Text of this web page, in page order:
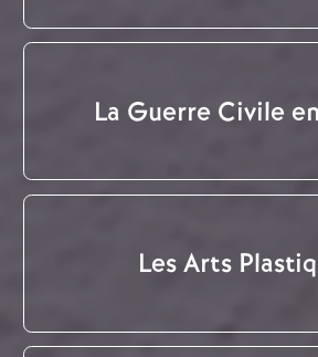
La Guerre Civile
Les Arts